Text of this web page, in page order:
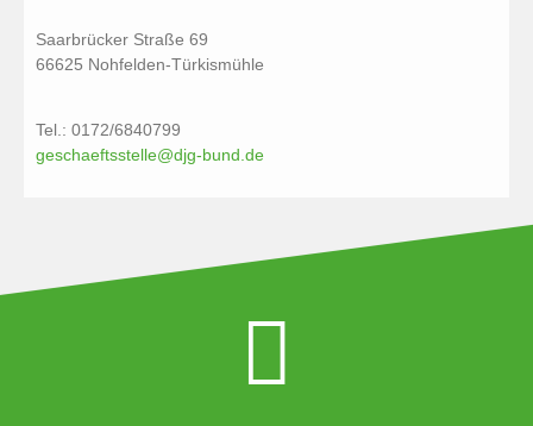
Saarbrücker Straße 69
66625 Nohfelden-Türkismühle
Tel.: 0172/6840799
geschaeftsstelle@djg-bund.de